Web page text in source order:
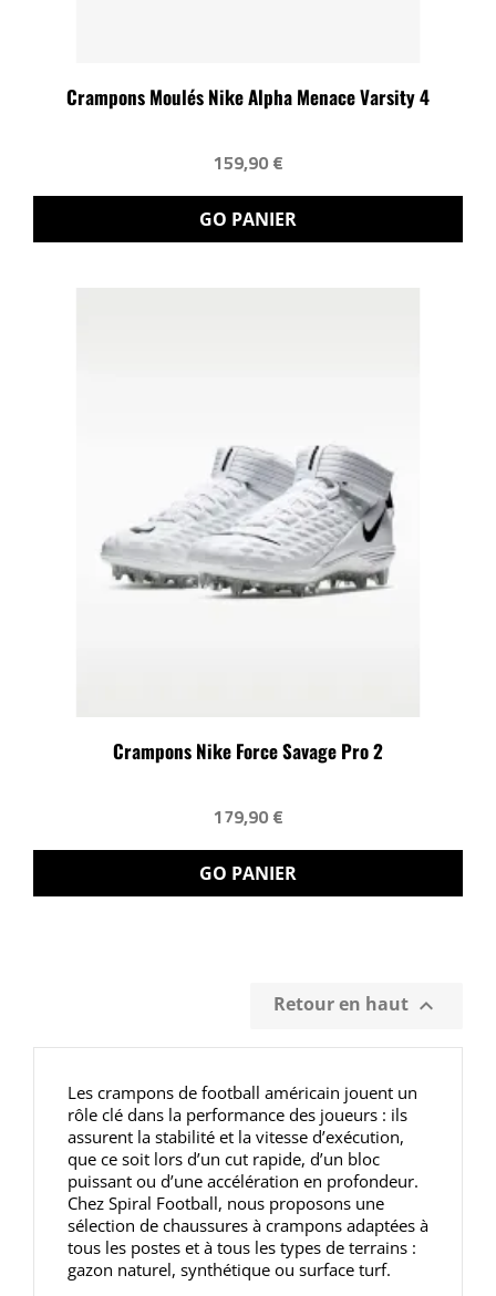
Crampons Moulés Nike Alpha Menace Varsity 4
159,90 €
GO PANIER
Crampons Nike Force Savage Pro 2
179,90 €
GO PANIER
Retour en haut 
Les crampons de football américain jouent un
rôle clé dans la performance des joueurs : ils
assurent la stabilité et la vitesse d’exécution,
que ce soit lors d’un cut rapide, d’un bloc
puissant ou d’une accélération en profondeur.
Chez Spiral Football, nous proposons une
sélection de chaussures à crampons adaptées à
tous les postes et à tous les types de terrains :
gazon naturel, synthétique ou surface turf.